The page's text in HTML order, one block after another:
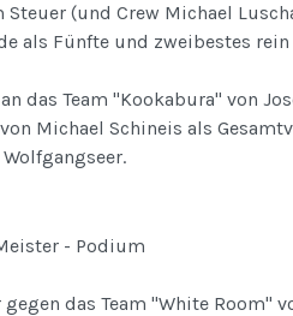
Steuer (und Crew Michael
als Fünfte und zweibestes
das Team "Kookabura" von
von Michael Schineis als
- Podium
das Team "White Room"